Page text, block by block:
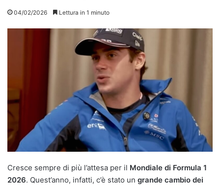
04/02/2026 Lettura in 1 minuto
Cresce sempre di più l’attesa per il Mondiale di Formula 1
2026. Quest’anno, infatti, c’è stato un grande cambio dei